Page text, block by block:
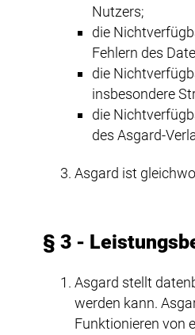
Nutzers;
die
Fehlern des
die
insbesondere
die
des Asgard-
Asgard ist
§ 3 -
Asgard stellt
werden kann.
Funktionieren von